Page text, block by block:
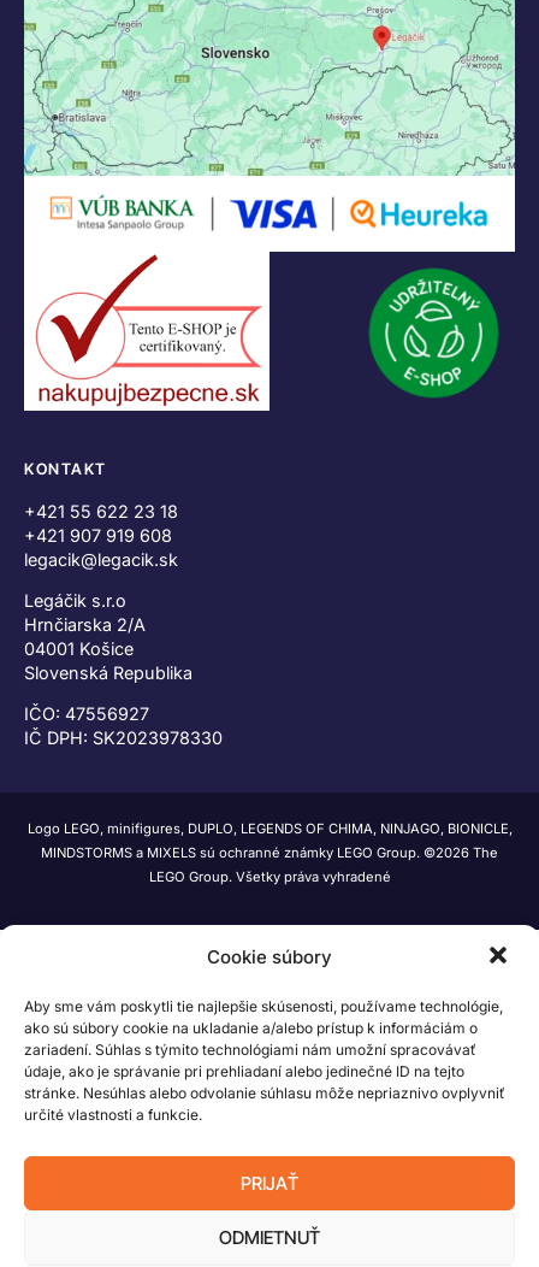
Cookie súbory
Aby sme vám poskytli tie najlepšie skúsenosti, používame technológie,
ako sú súbory cookie na ukladanie a/alebo prístup k informáciám o
zariadení. Súhlas s týmito technológiami nám umožní spracovávať
údaje, ako je správanie pri prehliadaní alebo jedinečné ID na tejto
stránke. Nesúhlas alebo odvolanie súhlasu môže nepriaznivo ovplyvniť
určité vlastnosti a funkcie.
PRIJAŤ
ODMIETNUŤ
KONTAKT
+421 55 622 23 18
+421 907 919 608
legacik@legacik.sk
Legáčik s.r.o
Hrnčiarska 2/A
04001 Košice
Slovenská Republika
IČO: 47556927
IČ DPH: SK2023978330
Logo LEGO, minifigures, DUPLO, LEGENDS OF CHIMA, NINJAGO, BIONICLE,
MINDSTORMS a MIXELS sú ochranné známky LEGO Group. ©2026 The
LEGO Group. Všetky práva vyhradené